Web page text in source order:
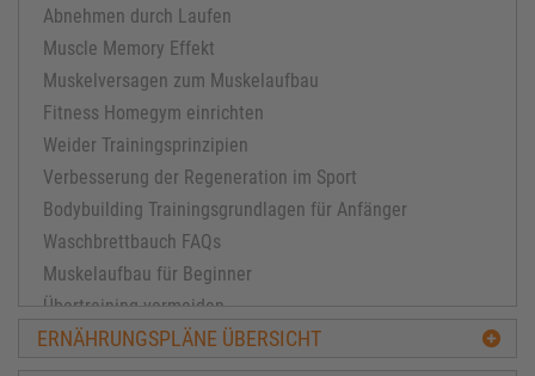
Abnehmen durch Laufen
Muscle Memory Effekt
Muskelversagen zum Muskelaufbau
Fitness Homegym einrichten
Weider Trainingsprinzipien
Verbesserung der Regeneration im Sport
Bodybuilding Trainingsgrundlagen für Anfänger
Waschbrettbauch FAQs
Muskelaufbau für Beginner
Übertraining vermeiden
Muskelaufbau für Fortgeschrittene
ERNÄHRUNGSPLÄNE ÜBERSICHT